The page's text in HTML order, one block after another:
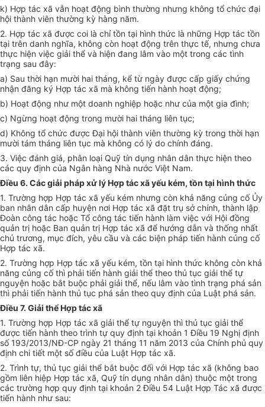
k) Hợp tác xã vẫn hoạt động bình thường nhưng không tổ chức đại
hội thành viên thường kỳ hàng năm.
2. Hợp tác xã được coi là chỉtồn tại hình thức là những Hợp tác tồn
tại trên danh nghĩa, không còn hoạt động trên thực tế, nhưng chưa
thực hiện việc giải thể và hiện đang lâm vào một trong các tình
trạng sau đây:
a) Sau thời hạn mười hai tháng, kể từ ngày được cấp giấy chứng
nhận đăng ký Hợp tác xã mà không tiến hành hoạt động;
b) Hoạt động như một doanh nghiệp hoặc như của một gia đình;
c) Ngừng hoạt động trong mười hai tháng liên tục;
d) Không tổ chức được Đại hội thành viên thường kỳ trong thời hạn
mười tám tháng liên tục mà không có lý do chính đáng.
3. Việc đánh giá, phân loại Quỹ tín dụng nhân dân thực hiện theo
các quy định của Ngân hàng Nhà nước Việt Nam.
Điều 6. Các giải pháp xử lý Hợp tác xã yếu kém, tồn tại hình thức
1. Trường hợp Hợp tác xã yếu kém nhưng còn khả năng củng cố Ủy
ban nhân dân cấp huyện nơi Hợp tác xã đặt trụ sởchính, thành lập
Đoàn công tác hoặc Tổ công tác tiến hành làm việc với Hội đồng
quản trị hoặc Ban quản trị Hợp tác xã để hướng dẫn và thống nhất
chủ trương, mục đích, yêu cầu và các biện pháp tiến hành củng cố
Hợp tác xã.
2. Trường hợp Hợp tác xã yếu kém, tồn tại hình thức không còn khả
năng củng cốthì phải tiến hành giải thể theo thủ tục giải thể tự
nguyện hoặc bắt buộc phải giải thể, nếu lâm vào tình trạng phá sản
thì phải tiến hành thủ tục phá sản theo quy định của L uật phá sản.
Điều 7. Giải thể Hợp tác xã
1. Trường hợp Hợp tác xã giải thể tự nguyện thì thủ tục giải thể
được tiến hành theo trình tự quy định tại khoản 1 Điều 19 Nghị định
số193/2013/NĐ-CP ngày 21 tháng 11 năm 2013 của Chính phủ quy
định chi tiết một số điều của Luật Hợp tác xã.
2. Trình tự, thủ tục giải thể bắt buộc đối với Hợp tác xã (không bao
gồm liên hiệp Hợp tác xã, Quỹ tín dụng nhân dân) thuộc một trong
các trường hợp quy định tại khoản 2 Điều 54 Luật Hợp Tác xã được
tiến hành như sau: